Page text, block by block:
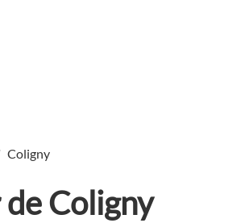
Coligny
Coligny